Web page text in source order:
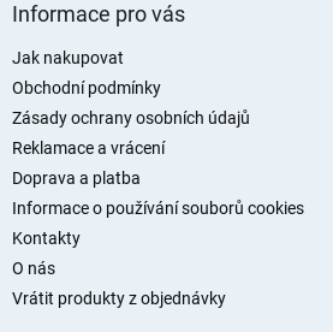
Informace pro vás
Jak nakupovat
Obchodní podmínky
Zásady ochrany osobních údajů
Reklamace a vrácení
Doprava a platba
Informace o používání souborů cookies
Kontakty
O nás
Vrátit produkty z objednávky